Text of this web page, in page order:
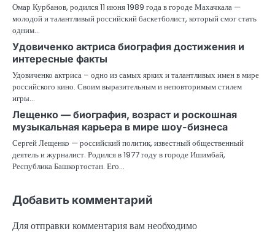
Омар Курбанов, родился 11 июня 1989 года в городе Махачкала —
молодой и талантливый российский баскетболист, который смог стать
одним…
Удовиченко актриса биография достижения и
интересные факты
Удовиченко актриса – одно из самых ярких и талантливых имен в мире
российского кино. Своим выразительным и неповторимым стилем
игры…
Лещенко — биография, возраст и роскошная
музыкальная карьера в мире шоу-бизнеса
Сергей Лещенко — российский политик, известный общественный
деятель и журналист. Родился в 1977 году в городе Ишимбай,
Республика Башкортостан. Его…
Добавить комментарий
Для отправки комментария вам необходимо